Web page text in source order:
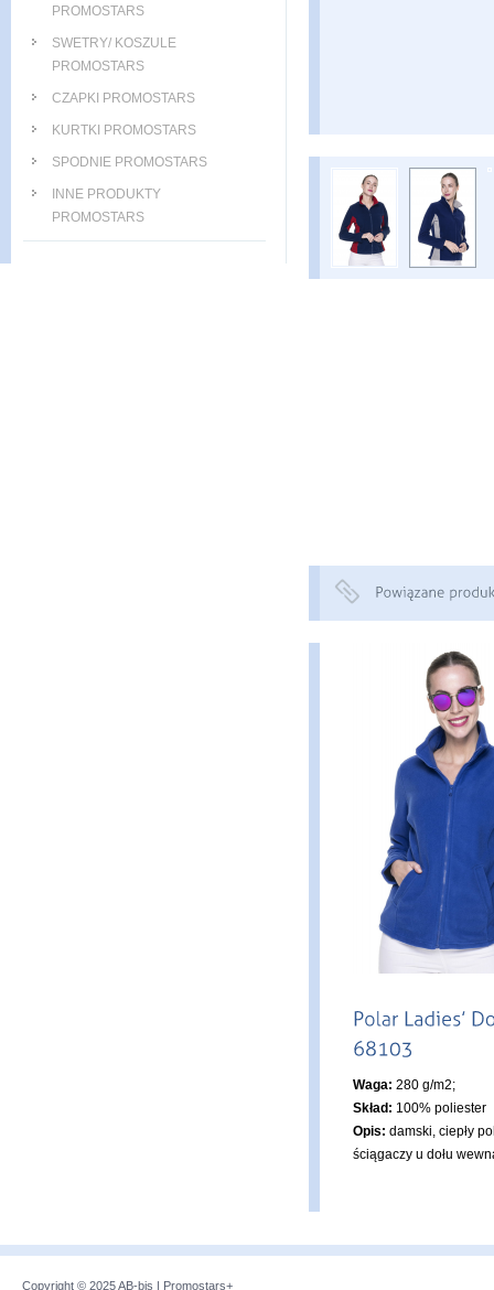
Waga: 280 g/m2;
Skład: 100% poliester
Opis: damski, ciepły
ściągaczy u dołu
PROMOSTARS
SWETRY/ KOSZULE
PROMOSTARS
CZAPKI PROMOSTARS
KURTKI PROMOSTARS
SPODNIE PROMOSTARS
INNE PRODUKTY
PROMOSTARS
Copyright © 2025AB-bis Promostars+